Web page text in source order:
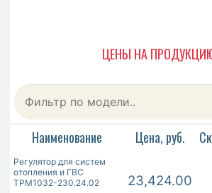
ЦЕНЫ НА
Наименование Цена, руб.
Регулятор для систем
отопления и ГВС
ТРМ1032-230.24.02
23,424.00